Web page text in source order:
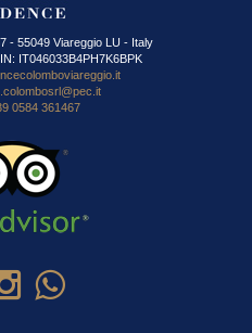
- 55049 Viareggio LU - Italy
IT046033B4PH7K6BPK
0584 361467